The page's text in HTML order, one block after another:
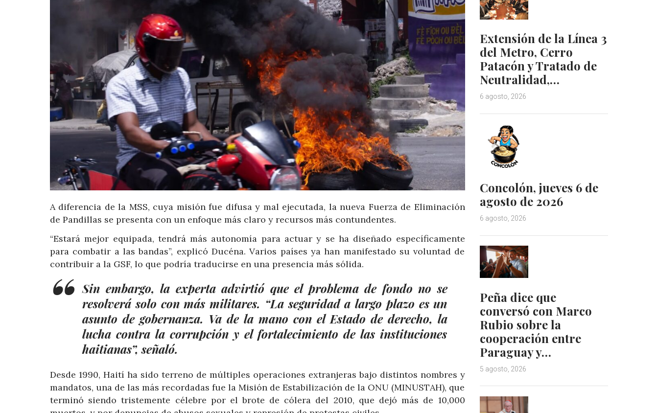
A diferencia de la MSS, cuya misión fue difusa y mal ejecutada, la nueva Fuerza de Eliminación
de Pandillas se presenta con un enfoque más claro y recursos más contundentes.
“Estará mejor equipada, tendrá más autonomía para actuar y se ha diseñado específicamente
para combatir a las bandas”, explicó Ducéna. Varios países ya han manifestado su voluntad de
contribuir a la GSF, lo que podría traducirse en una presencia más sólida.
Sin embargo, la experta advirtió que el problema de fondo no se
resolverá solo con más militares. “La seguridad a largo plazo es un
asunto de gobernanza. Va de la mano con el Estado de derecho, la
lucha contra la corrupción y el fortalecimiento de las instituciones
haitianas”, señaló.
Desde 1990, Haití ha sido terreno de múltiples operaciones extranjeras bajo distintos nombres y
mandatos, una de las más recordadas fue la Misión de Estabilización de la ONU (MINUSTAH), que
terminó siendo tristemente célebre por el brote de cólera del 2010, que dejó más de 10,000
Extensión de la Línea 3
del Metro, Cerro
Patacón y Tratado de
Neutralidad,…
6 agosto, 2026
Concolón, jueves 6 de
agosto de 2026
6 agosto, 2026
Peña dice que
conversó con Marco
Rubio sobre la
cooperación entre
Paraguay y…
5 agosto, 2026